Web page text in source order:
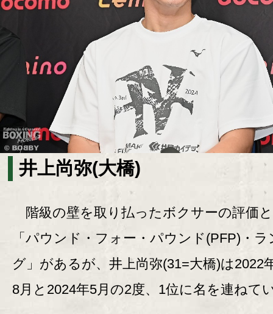
井上尚弥(大橋)
階級の壁を取り払ったボクサーの評価
「パウンド・フォー・パウンド(PFP)・
グ」があるが、井上尚弥(31=大橋)は2022
8月と2024年5月の2度、1位に名を連ねて